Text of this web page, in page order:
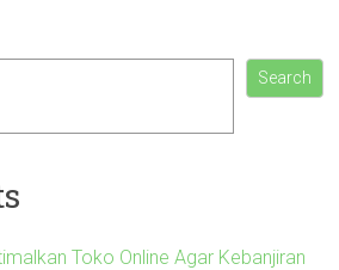
Search
Toko Online Agar Kebanjiran